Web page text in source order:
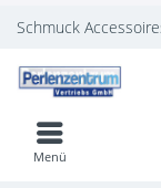
Schmuck
Menü